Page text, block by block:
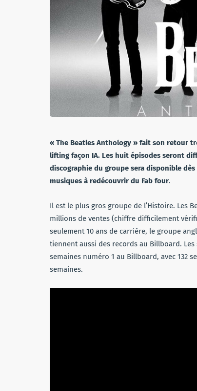
« The Beatles Anthology » fait son retour
lifting façon IA. Les huit épisodes seront
discographie du groupe sera disponible
musiques à redécouvrir du Fab four.
Il est le plus gros groupe de l’Histoire. Les
millions de ventes (chiffre difficilement
seulement 10 ans de carrière, le groupe
tiennent aussi des records au Billboard.
semaines numéro 1 au Billboard, avec 132
semaines.